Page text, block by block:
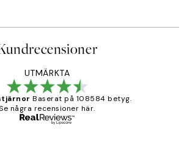
UTMÄRKTA
Baserat på 108584 betyg.
några recensioner här.